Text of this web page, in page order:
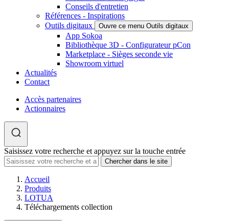
Conseils d'entretien
Références - Inspirations
Outils digitaux
Ouvre ce menu Outils digitaux
App Sokoa
Bibliothèque 3D - Configurateur pCon
Marketplace - Sièges seconde vie
Showroom virtuel
Actualités
Contact
Accès partenaires
Actionnaires
Saisissez votre recherche et appuyez sur la touche entrée
Accueil
Produits
LOTUA
Téléchargements collection